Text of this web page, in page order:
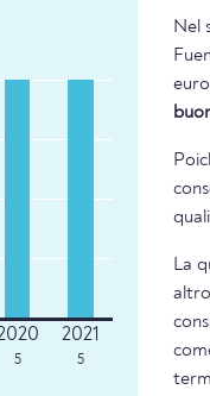
5 5
Nel
La